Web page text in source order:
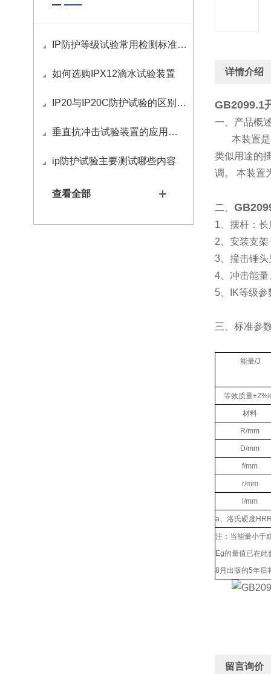
IP防护等级试验常用检测标准有哪些
如何选购IPX12滴水试验装置
IP20与IP20C防护试验的区别与应用
垂直抗冲击试验装置的应用与操作方法
ip防护试验主要测试哪些内容
查看全部
详情介绍
GB2099.1
一、 产品概
本装置
类似用途的
调。 本装置
二、
1 、摆杆：
2 、安装支
3 、撞击锤
4 、冲击能
5
IK等级参
三、 标准参
能量/J
等效质量
材料
R/mm
D/mm
f/mm
r/mm
l/mm
a、洛氏硬度
注：当能量小于
Eg的量值已在此
8 月出版的5年后
留言询价